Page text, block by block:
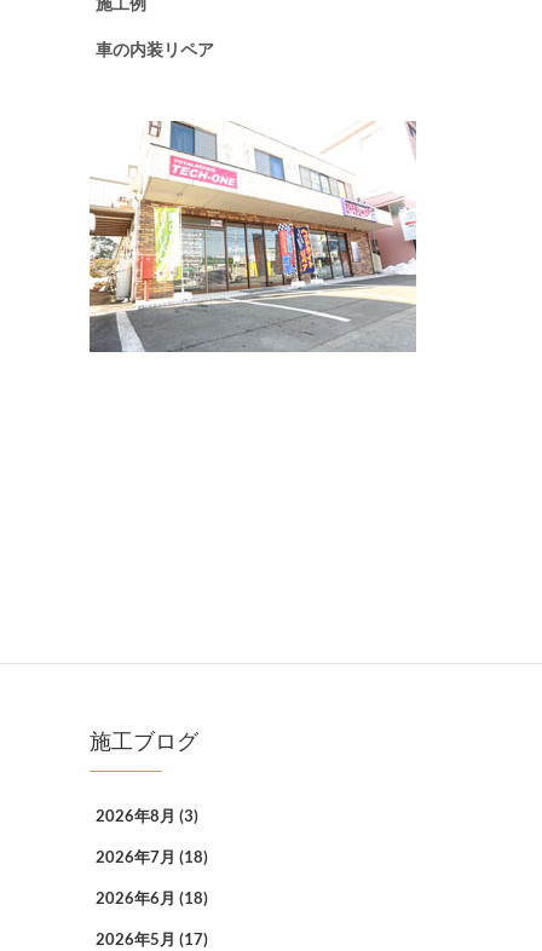
車の内装リペア
施工ブログ
2026年8月 (3)
2026年7月 (18)
2026年6月 (18)
2026年5月 (17)